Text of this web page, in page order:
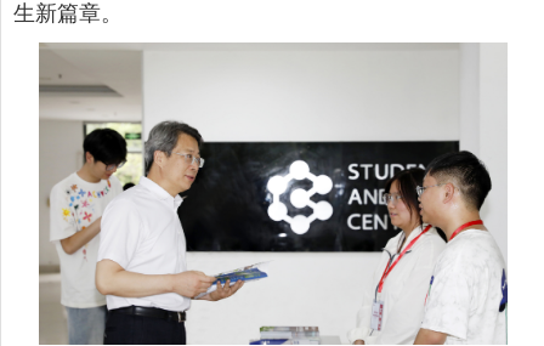
生新篇章。